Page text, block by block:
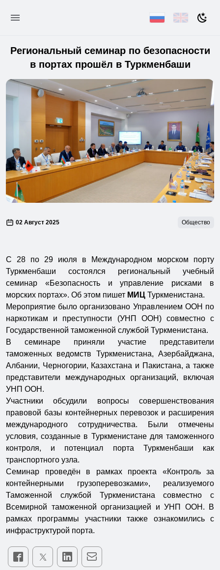
Региональный семинар по безопасности
в портах прошёл в Туркменбаши
02 Август 2025 Общество
С 28 по 29 июля в Международном морском порту
Туркменбаши состоялся региональный учебный
семинар «Безопасность и управление рисками в
морских портах». Об этом пишет МИЦ Туркменистана.
Мероприятие было организовано Управлением ООН по
наркотикам и преступности (УНП ООН) совместно с
Государственной таможенной службой Туркменистана.
В семинаре приняли участие представители
таможенных ведомств Туркменистана, Азербайджана,
Албании, Черногории, Казахстана и Пакистана, а также
представители международных организаций, включая
УНП ООН.
Участники обсудили вопросы совершенствования
правовой базы контейнерных перевозок и расширения
международного сотрудничества. Были отмечены
условия, созданные в Туркменистане для таможенного
контроля, и потенциал порта Туркменбаши как
транспортного узла.
Семинар проведён в рамках проекта «Контроль за
контейнерными грузоперевозками», реализуемого
Таможенной службой Туркменистана совместно с
Всемирной таможенной организацией и УНП ООН. В
рамках программы участники также ознакомились с
инфраструктурой порта.